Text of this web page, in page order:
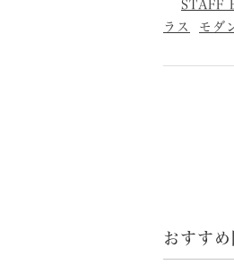
STAFF
ラス
モダ
おすす